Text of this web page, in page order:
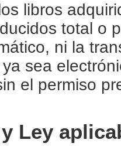
libros
total o
ni la
sea
el permiso
Ley